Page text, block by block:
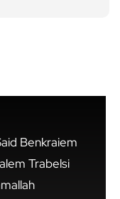
Benkraiem
Trabelsi